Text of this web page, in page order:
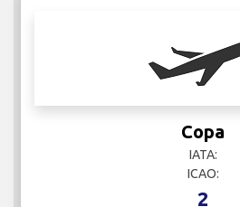
Copa
IATA:
ICAO:
2